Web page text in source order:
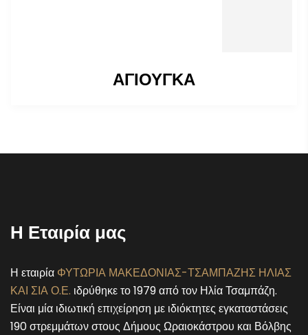
ΑΓΙΟΥΓΚΑ
Η Εταιρία μας
Η εταιρία ΦΥΤΩΡΙΑ ΜΑΚΕΔΟΝΙΑΣ-ΤΣΑΜΠΑΖΗΣ ΗΛΙΑΣ
ΚΑΙ ΣΙΑ Ο.Ε. ιδρύθηκε το 1979 από τον Ηλία Τσαμπάζη.
Είναι μία ιδιωτική επιχείρηση με ιδιόκτητες εγκαταστάσεις
190 στρεμμάτων στους Δήμους Ωραιοκάστρου και Βόλβης